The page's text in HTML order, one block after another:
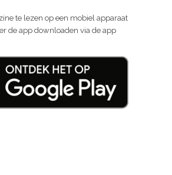
te lezen op een mobiel apparaat
de app downloaden via de app